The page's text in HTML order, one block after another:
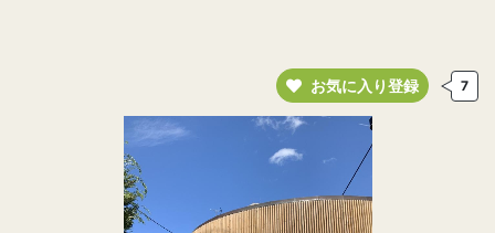
お気に入り登録 7